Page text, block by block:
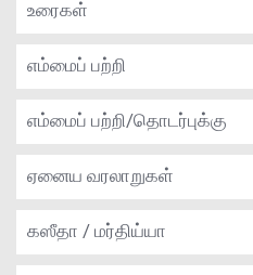
உரைகள்
எம்மைப் பற்றி
எம்மைப் பற்றி/தொடர்புக்கு
ஏனைய வரலாறுகள்
கஸீதா / மர்திய்யா